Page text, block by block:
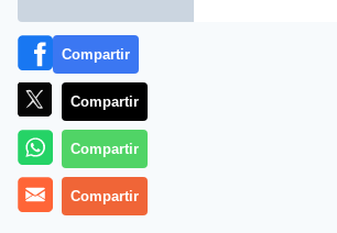
Más información
Compartir
Compartir
Compartir
Compartir